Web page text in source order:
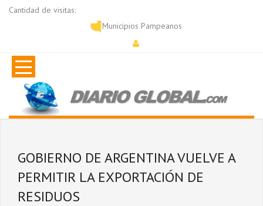
Cantidad de visitas:
Municipios Pampeanos
GOBIERNO DE ARGENTINA VUELVE A
PERMITIR LA EXPORTACIÓN DE
RESIDUOS